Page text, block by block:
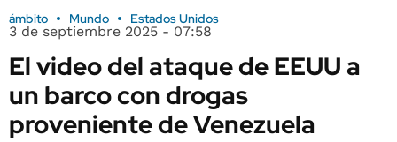
ámbito Mundo Estados Unidos
3 de septiembre 2025 - 07:58
El video del ataque de EEUU a
un barco con drogas
proveniente de Venezuela